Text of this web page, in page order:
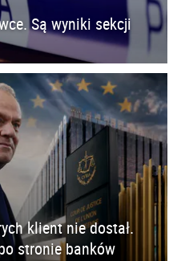
Są wyniki sekcji
klient nie dostał.
stronie banków